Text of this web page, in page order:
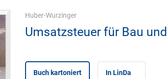
Huber-Wurzinger
Umsatzsteuer für Bau
Buch kartoniert
In LinDa